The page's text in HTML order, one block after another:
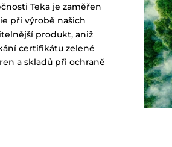
Teka je zaměřen
při výrobě našich
produkt, aniž
certifikátu zelené
a skladů při ochraně